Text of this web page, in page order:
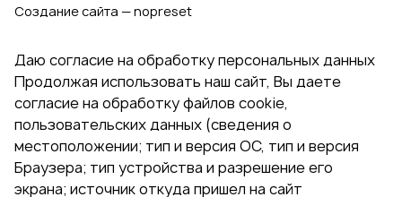
Создание сайта — nopreset
Даю согласие на обработку персональных данных
Продолжая использовать наш сайт, Вы даете
согласие на обработку файлов cookie,
пользовательских данных (сведения о
местоположении; тип и версия ОС, тип и версия
Браузера; тип устройства и разрешение его
экрана; источник откуда пришел на сайт